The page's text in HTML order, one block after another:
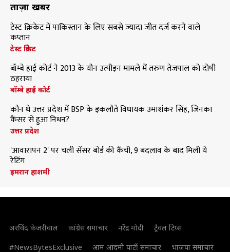
ताज़ा खबरें
टेस्ट क्रिकेट में पाकिस्तान के लिए सबसे ज्यादा जीत दर्ज करने वाले
कप्तान
टेस्ट क्रिकेट
बॉम्बे हाई कोर्ट ने 2013 के यौन उत्पीड़न मामले में तरुण तेजपाल को दोषी
ठहराया
बॉम्बे हाई कोर्ट
कौन थे उत्तर प्रदेश में BSP के इकलौते विधायक उमाशंकर सिंह, जिनका
कैंसर से हुआ निधन?
उत्तर प्रदेश
'आवारापन 2' पर चली सेंसर बोर्ड की कैंची, 9 बदलाव के बाद मिली ये
रेटिंग
इमरान हाशमी
अरविंद केजरीवाल कांग्रेस समाचार नरेंद्र मोदी
ट्रैवल टिप्स
#NewsBytesExclusive
आम आदमी पार्टी समाचार भाजपा समाचार